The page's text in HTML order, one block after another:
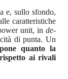
e, sullo sfondo,
caratteristiche
unit, in de-
di punta. Un
quanto la
ai rivali